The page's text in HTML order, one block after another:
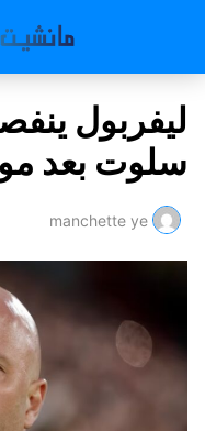
ليفربول
سلوت بعد
manchette ye